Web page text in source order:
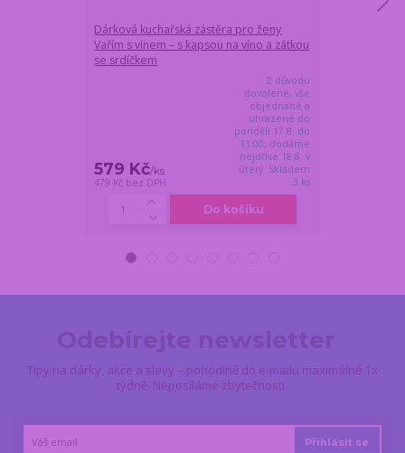
Dárková kuchařská zástěra pro ženy
Vařím s vínem – s kapsou na víno a zátkou
se srdíčkem
579 Kč/ks
479 Kč bez DPH
Z důvodu
dovolené, vše
objednané a
uhrazené do
pondělí 17.8. do
11:00, dodáme
nejdříve 18.8. v
úterý. Skladem
3 ks
Do košíku
Tipy na dárky, akce a slevy – pohodlně do e-mailu maximálně 1x
týdně. Neposíláme zbytečnosti.
Přihlásit se